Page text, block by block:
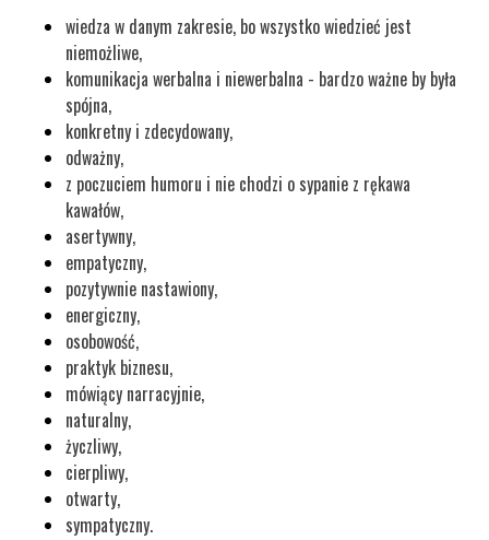
wiedza w danym zakresie, bo wszystko wiedzieć jest
niemożliwe,
komunikacja werbalna i niewerbalna - bardzo ważne by była
spójna,
konkretny i zdecydowany,
odważny,
z poczuciem humoru i nie chodzi o sypanie z rękawa
kawałów,
asertywny,
empatyczny,
pozytywnie nastawiony,
energiczny,
osobowość,
praktyk biznesu,
mówiący narracyjnie,
naturalny,
życzliwy,
cierpliwy,
otwarty,
sympatyczny.